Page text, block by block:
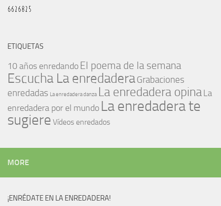
ETIQUETAS
10 años enredando El poema de la semana
Escucha La enredaderaGrabaciones
enredadas La enredadera danza La enredadera opina La
enredadera por el mundo La enredadera te
sugiere Vídeos enredados
MORE
¡ENRÉDATE EN LA ENREDADERA!